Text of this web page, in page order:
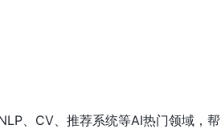
、CV、推荐系统等AI热门领域，帮